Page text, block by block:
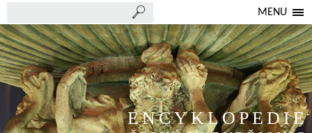
MENU
ENCYKLOPEDIE